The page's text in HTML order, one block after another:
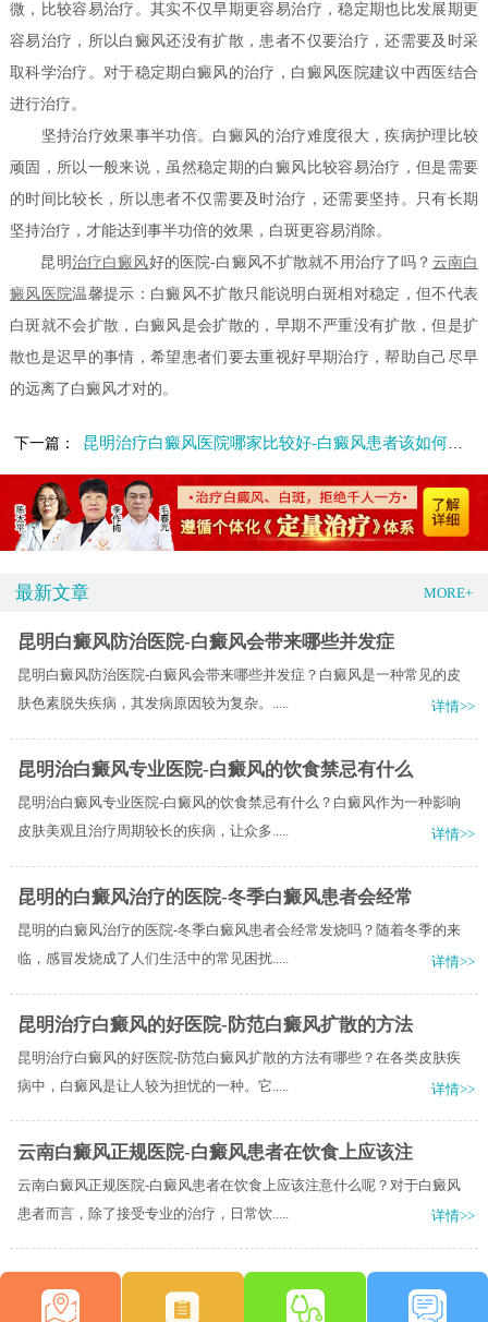
微，比较容易治疗。其实不仅早期更容易治疗，稳定期也比发展期更
容易治疗，所以白癜风还没有扩散，患者不仅要治疗，还需要及时采
取科学治疗。对于稳定期白癜风的治疗，白癜风医院建议中西医结合
进行治疗。
坚持治疗效果事半功倍。白癜风的治疗难度很大，疾病护理比较
顽固，所以一般来说，虽然稳定期的白癜风比较容易治疗，但是需要
的时间比较长，所以患者不仅需要及时治疗，还需要坚持。只有长期
坚持治疗，才能达到事半功倍的效果，白斑更容易消除。
昆明治疗白癜风好的医院-白癜风不扩散就不用治疗了吗？ 云南白
癜风医院温馨提示：白癜风不扩散只能说明白斑相对稳定，但不代表
白斑就不会扩散，白癜风是会扩散的，早期不严重没有扩散，但是扩
散也是迟早的事情，希望患者们要去重视好早期治疗，帮助自己尽早
的远离了白癜风才对的。
下一篇： 昆明治疗白癜风医院哪家比较好-白癜风患者该如何护理呢
最新文章 MORE+
昆明白癜风防治医院-白癜风会带来哪些并发症
昆明白癜风防治医院-白癜风会带来哪些并发症？白癜风是一种常见的皮
肤色素脱失疾病，其发病原因较为复杂。.....
详情>>
昆明治白癜风专业医院-白癜风的饮食禁忌有什么
昆明治白癜风专业医院-白癜风的饮食禁忌有什么？白癜风作为一种影响
皮肤美观且治疗周期较长的疾病，让众多.....
详情>>
昆明的白癜风治疗的医院-冬季白癜风患者会经常
昆明的白癜风治疗的医院-冬季白癜风患者会经常发烧吗？随着冬季的来
临，感冒发烧成了人们生活中的常见困扰.....
详情>>
昆明治疗白癜风的好医院-防范白癜风扩散的方法
昆明治疗白癜风的好医院-防范白癜风扩散的方法有哪些？在各类皮肤疾
病中，白癜风是让人较为担忧的一种。它.....
详情>>
云南白癜风正规医院-白癜风患者在饮食上应该注
云南白癜风正规医院-白癜风患者在饮食上应该注意什么呢？对于白癜风
患者而言，除了接受专业的治疗，日常饮.....
详情>>